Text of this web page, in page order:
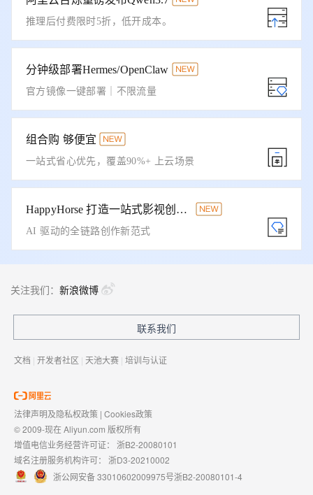
推理后付费限时5折，低开成本。
分钟级部署Hermes/OpenClaw
官方镜像一键部署｜不限流量
组合购 够便宜
一站式省心优先，覆盖90%+ 上云场景
HappyHorse 打造一站式影视创作平台
AI 驱动的全链路创作新范式
关注我们： 新浪微博
联系我们
文档 | 开发者社区 | 天池大赛 | 培训与认证
法律声明及隐私权政策 | Cookies政策
© 2009-现在 Aliyun.com 版权所有
增值电信业务经营许可证： 浙B2-20080101
域名注册服务机构许可： 浙D3-20210002
浙公网安备 33010602009975号浙B2-20080101-4